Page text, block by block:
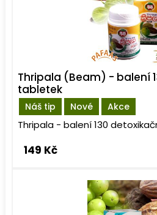
Náš tip Nové Akce
Thripala (Beam) - balení
tabletek
Thripala - balení 130
149 Kč